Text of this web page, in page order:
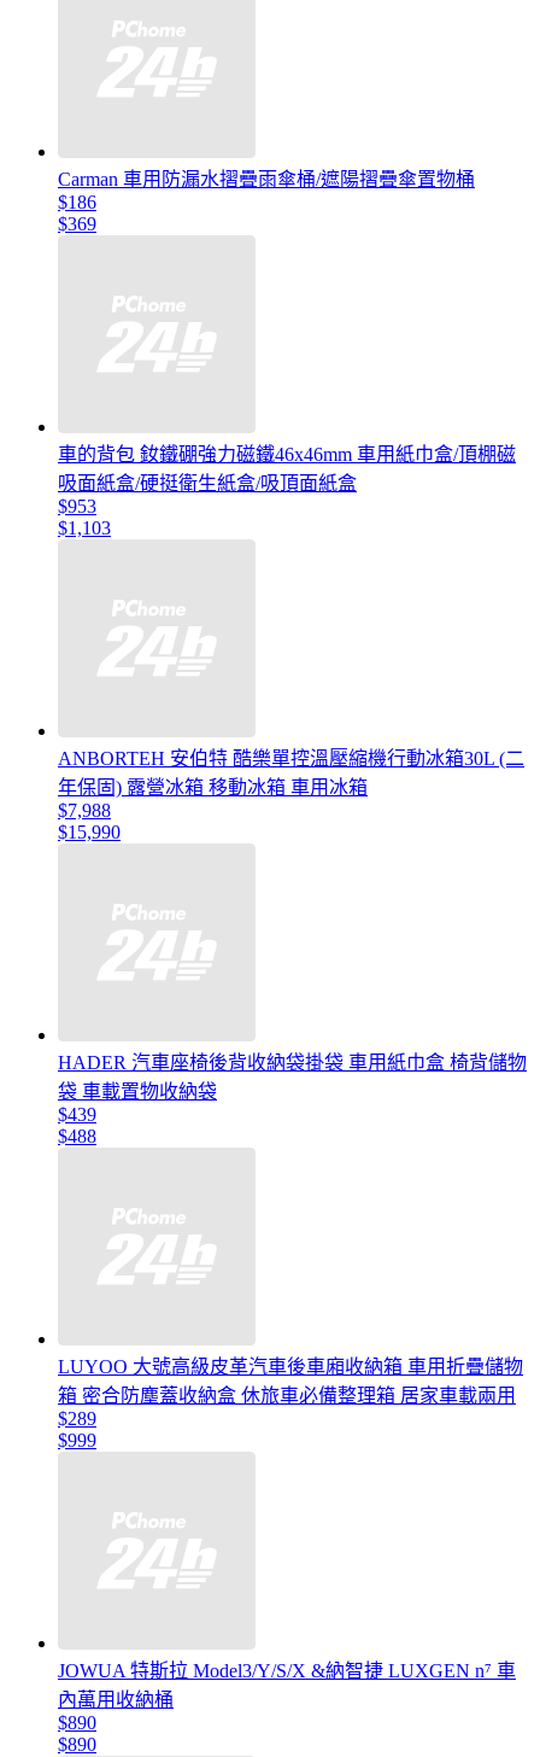
Carman 車用防漏水摺疊雨傘桶/遮陽摺疊傘置物桶
$186
$369
車的背包 釹鐵硼強力磁鐵46x46mm 車用紙巾盒/頂棚磁
吸面紙盒/硬挺衛生紙盒/吸頂面紙盒
$953
$1,103
ANBORTEH 安伯特 酷樂單控溫壓縮機行動冰箱30L (二
年保固) 露營冰箱 移動冰箱 車用冰箱
$7,988
$15,990
HADER 汽車座椅後背收納袋掛袋 車用紙巾盒 椅背儲物
袋 車載置物收納袋
$439
$488
LUYOO 大號高級皮革汽車後車廂收納箱 車用折疊儲物
箱 密合防塵蓋收納盒 休旅車必備整理箱 居家車載兩用
$289
$999
JOWUA 特斯拉 Model3/Y/S/X &納智捷 LUXGEN n⁷ 車
內萬用收納桶
$890
$890